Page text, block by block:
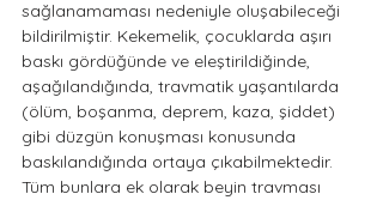
sağlanamaması nedeniyle oluşabileceği
bildirilmiştir. Kekemelik, çocuklarda aşırı
baskı gördüğünde ve eleştirildiğinde,
aşağılandığında, travmatik yaşantılarda
(ölüm, boşanma, deprem, kaza, şiddet)
gibi düzgün konuşması konusunda
baskılandığında ortaya çıkabilmektedir.
Tüm bunlara ek olarak beyin travması